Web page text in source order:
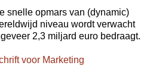
snelle opmars van (dynamic)
niveau wordt verwacht
2,3 miljard euro bedraagt.
voor Marketing